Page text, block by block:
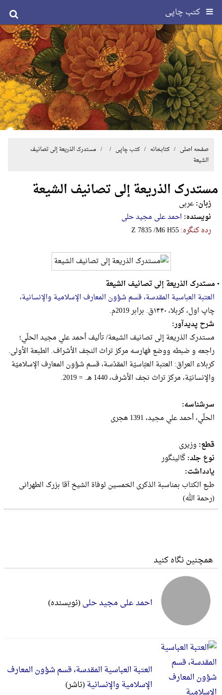
کتب چاپی
صفحه اصلی / کتابخانه /کتب چاپی / / مستدرک الذریعة إلی تصانیف
الشیعة
مستدرک الذریعة إلی تصانیف الشیعة
زبان:عربی
نویسنده: احمد علی مجید حلی
رده کنگره:‎Z‎ ‎7‎8‎3‎5‎ ‎/‎M‎6‎ ‎H‎5‎5
•مستدرک الذریعة إلی تصانیف الشیعة
العتبة العباسیة المقدسة، قسم شؤون المعارف الإسلامیة والإنسانیة،
چاپ اول، کربلا، ۱۴۴۰ق. برابر 2019م.
شرح پدیدآور:
مستدرک الذریعة إلی تصانیف الشیعة/ تألیف أحمد علي مجید الحلّي؛
راجعه و ضبطه ووضع فهارسه مرکز تراث النجف الأشراف. الطبعة الأولی.
کربلاء العراق: العتبة العبّاسیّة المقدّسة، قسم شؤون المعارف الإسلامیّة
والإنسانیّة، مرکز تراث نجف الأشرف، 1440 هـ. = 2019.
سرشناسه:
الحلّي، أحمد علي مجید، 1391 هجری
قطع: وزيرى
نوع جلد:گالینگور
یادداشت:
طبع الکتاب بمناسبة الذکری الخمسین لوفاة الشیخ آقا بزرک الطهرانی
(رحمة الله)
همچنین نگاه کنید
احمد علی مجید حلی(نویسنده)
العتبة العباسیة المقدسة، قسم شؤون المعارف
الإسلامیة والإنسانیة(ناشر)